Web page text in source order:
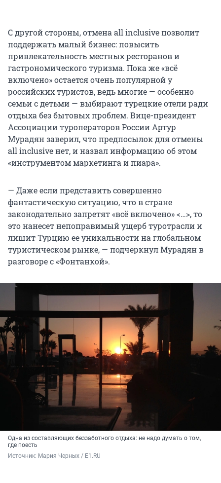
С другой стороны, отмена all inclusive позволит
поддержать малый бизнес: повысить
привлекательность местных ресторанов и
гастрономического туризма. Пока же «всё
включено» остается очень популярной у
российских туристов, ведь многие — особенно
семьи с детьми — выбирают турецкие отели ради
отдыха без бытовых проблем. Вице-президент
Ассоциации туроператоров России Артур
Мурадян заверил, что предпосылок для отмены
all inclusive нет, и назвал информацию об этом
«инструментом маркетинга и пиара».
— Даже если представить совершенно
фантастическую ситуацию, что в стране
законодательно запретят «всё включено» <…>, то
это нанесет непоправимый ущерб туротрасли и
лишит Турцию ее уникальности на глобальном
туристическом рынке, — подчеркнул Мурадян в
разговоре с «Фонтанкой».
Одна из составляющих беззаботного отдыха: не надо думать о том,
где поесть
Источник: Мария Черных / E1.RU